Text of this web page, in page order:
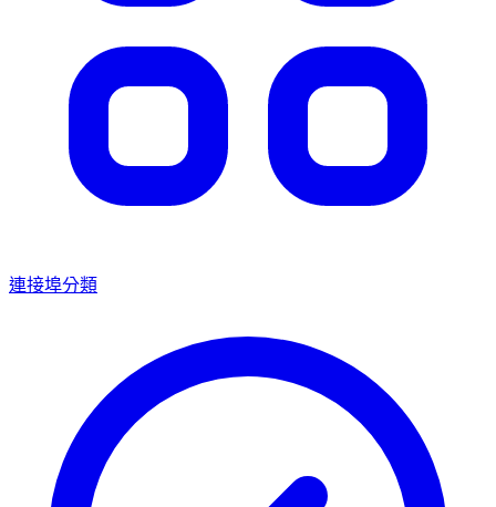
連接埠分類